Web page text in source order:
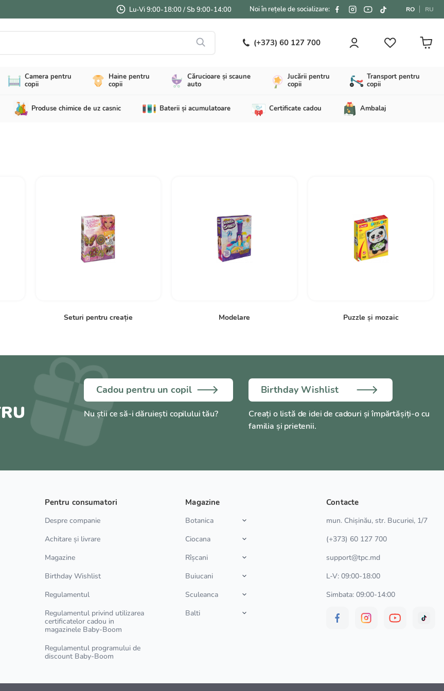
Lu-Vi 9:00-18:00 / Sb 9:00-14:00 Noi în rețele de socializare: RO RU
(+373) 60 127 700
Camera pentru
copii
Haine pentru
copii
Cărucioare și scaune
auto
Jucării pentru
copii
Transport pentru
copii
Produse chimice de uz casnic Baterii și acumulatoare Certificate cadou Ambalaj
Seturi pentru creație Modelare Puzzle și mozaic
Cadou pentru un copil
Nu știi ce să-i dăruiești copilului tău?
Birthday Wishlist
Creați o listă de idei de cadouri și împărtășiți-o cu
familia și prietenii.
Pentru consumatori
Despre companie
Achitare și livrare
Magazine
Birthday Wishlist
Regulamentul
Regulamentul privind utilizarea
certificatelor cadou in
magazinele Baby-Boom
Regulamentul programului de
discount Baby-Boom
Magazine
Botanica
Ciocana
Rîșcani
Buiucani
Sculeanca
Balti
Contacte
mun. Chișinău, str. Bucuriei, 1/7
(+373) 60 127 700
support@tpc.md
L-V: 09:00-18:00
Simbata: 09:00-14:00